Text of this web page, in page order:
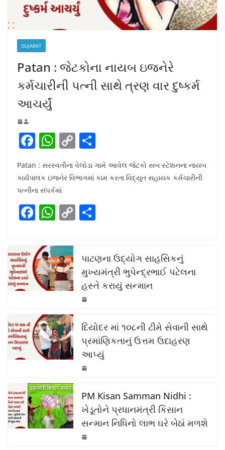
GUJARAT
Patan : જેટકોના નાયબ ઇજનેરે
કર્મચારીની પત્ની સાથે ત્રણ વાર દુષ્કર્મ
આચર્યું
F
c
e
b
o
k
W
h
at
s
A
p
C
o
p
Li
n
h
ar
Patan : સરસ્વતીના વેલોડા ગામે આવેલ જેટકો સબ સ્ટેશનના નાયબ
કાર્યપાલક ઇજનેર વિભાગમાં કામ કરતા વિદ્યુત સહાયક કર્મચારીની
પત્નીના સંપર્કમાં
F
c
e
b
o
o
k
W
at
s
A
p
p
C
y
Li
n
k
e
પાટણના ઉદ્યોગ સાહસિકનું
મુખ્યમંત્રી ભુપેન્દ્રભાઈ પટેલના
હસ્તે કરાયું સન્માન
દિયોદર માં ૧૦૮ની ટીમે સેવાની સાથે
પ્રમાંણિકતાનું ઉત્તમ ઉદાહરણ
આપ્યું
PM Kisan Samman Nidhi :
ખેડૂતોને પ્રધાનમંત્રી કિસાન
સન્માન નિધિનો લાભ ઘરે બેઠાં મળશે